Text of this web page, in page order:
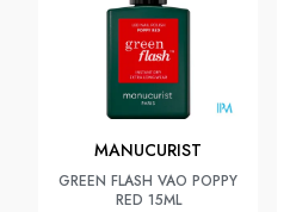
MANUCURIST
GREEN FLASH VAO POPPY
RED 15ML